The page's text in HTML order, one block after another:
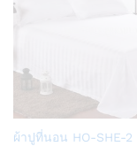
Add
ผ้าปูที่นอน HO-SHE-2